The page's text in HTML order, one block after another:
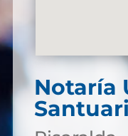
Notaría